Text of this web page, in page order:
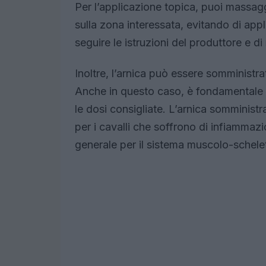
Per l’applicazione topica, puoi
sulla zona interessata, evitando di
seguire le istruzioni del produttore e
Inoltre, l’arnica può essere
Anche in questo caso, è
le dosi consigliate. L’arnica
per i cavalli che soffrono di
generale per il sistema muscolo-